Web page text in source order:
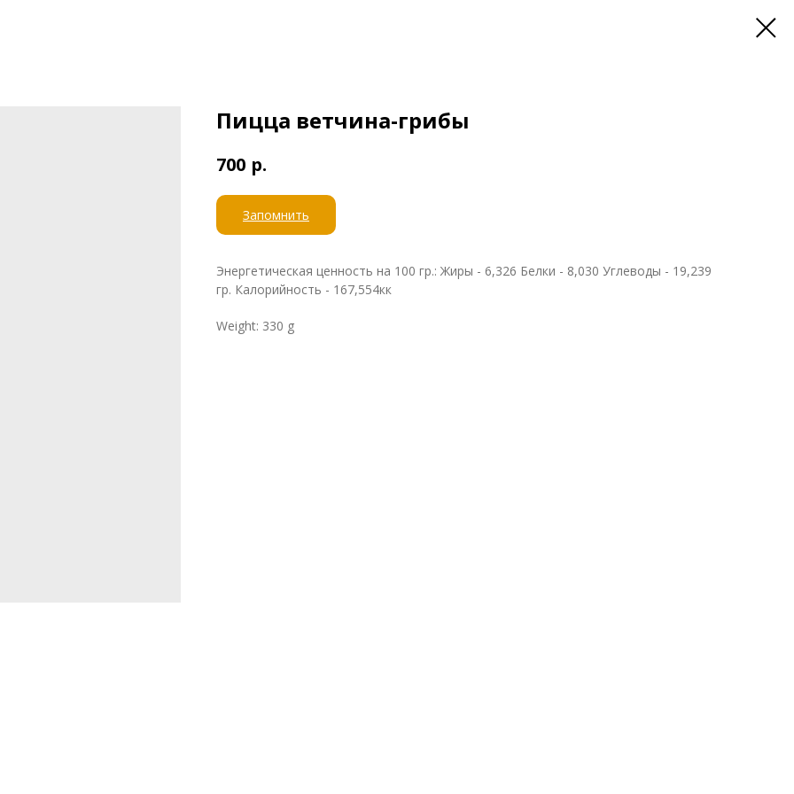
Пицца ветчина-грибы
700 р.
Запомнить
Энергетическая ценность на 100 гр.: Жиры - 6,326 Белки - 8,030 Углеводы - 19,239
гр. Калорийность - 167,554кк
Weight: 330 g